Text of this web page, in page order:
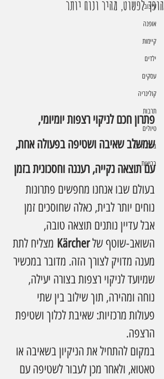
עיצוב
אופנה
קיימות
ילדים
עסקים
קולינריה
תרבות
טיולים
בעלי חיים
בריאות
הופך לפשוט, מהיר ונוח יותר
פתרון חכם לניקוי רצפות יומיומי,
שמשלב שאיבה ושטיפה בפעולה אחת,
עם תוצאה נקייה, רעננה וחסכונית בזמן
בעולם שבו אנחנו מחפשים פתרונות
נוחים יותר לבית, כאלה שחוסכים זמן
אבל עדיין נותנים תוצאה טובה,
השואב-שוטף של Kärcher מצליח לתת
מענה מדויק לצורך הזה. מדובר במכשיר
שמיועד לניקוי רצפות בצורה יעילה,
נוחה ומהירה, תוך שילוב בין שתי
פעולות מרכזיות: שאיבת לכלוך ושטיפת
הרצפה.
במקום להתחיל את הניקיון בשאיבה או
טאטוא, ולאחר מכן לעבור לשטיפה עם